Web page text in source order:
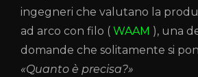
ingegneri che valutano la
ad arco con filo ( WAAM ), una
domande che solitamente si
«Quanto è precisa?»